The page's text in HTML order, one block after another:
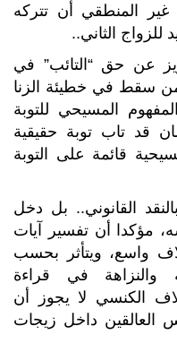
المنطقي أن تتركه
للزواج الثاني..
عن حق “التائب” في
من سقط في خطيئة الزنا
المسيحي للتوبة
قد تاب توبة حقيقية
قائمة على التوبة
القانوني.. بل دخل
مؤكدا أن تفسير آيات
واسع، ويتأثر بحسب
والنزاهة في قراءة
الكنسي لا يجوز أن
العالقين داخل زيجات